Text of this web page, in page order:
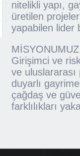
nitelikli yapı,
üretilen
yapabilen lider
MİSYONUMUZ
Girişimci ve
ve
duyarlı
çağdaş ve
farklılıkları